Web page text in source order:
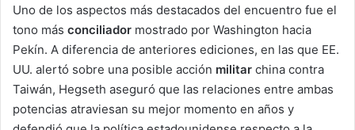
Uno de los aspectos más destacados del encuentro fue el
tono más conciliador mostrado por Washington hacia
Pekín. A diferencia de anteriores ediciones, en las que EE.
UU. alertó sobre una posible acción militar china contra
Taiwán, Hegseth aseguró que las relaciones entre ambas
potencias atraviesan su mejor momento en años y